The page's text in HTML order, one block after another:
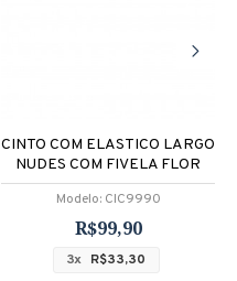
Modelo: CIC9990
CINTO COM ELASTICO LARGO
NUDES COM FIVELA FLOR
R$99,90
3x R$33,30